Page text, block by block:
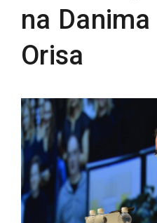
na Danima
Orisa